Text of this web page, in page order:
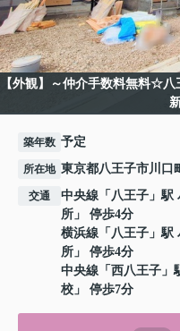
【外観】～仲介手数料無料☆
築年数 予定
所在地 東京都八王子市川口町
交通 中央線 「 八王子 」駅
所」 停歩4分
横浜線 「 八王子 」駅
所」 停歩4分
中央線 「 西八王子 」
校」 停歩7分